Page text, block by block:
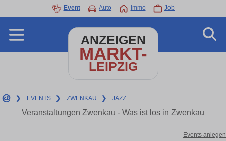
Event Auto Immo Job
ANZEIGEN
MARKT-
LEIPZIG
❯ EVENTS ❯ ZWENKAU ❯ JAZZ
Veranstaltungen Zwenkau - Was ist los in Zwenkau
Events anlegen